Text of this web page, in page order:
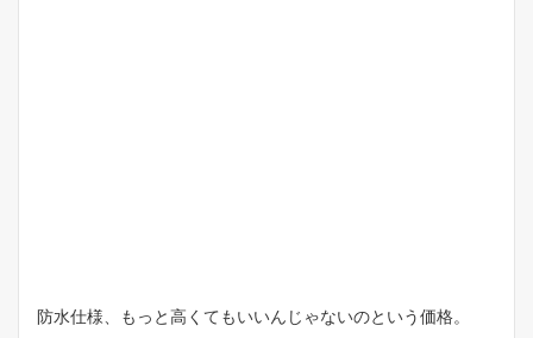
防水仕様、もっと高くてもいいんじゃないのという価格。